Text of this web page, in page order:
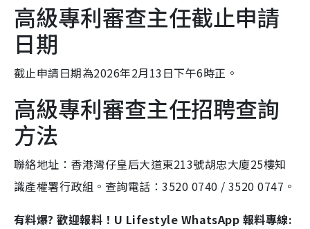
高級專利審查主任截止申請
日期
截止申請日期為2026年2月13日下午6時正。
高級專利審查主任招聘查詢
方法
聯絡地址：香港灣仔皇后大道東213號胡忠大廈25樓知
識產權署行政組。查詢電話：3520 0740 / 3520 0747。
有料爆? 歡迎報料！U Lifestyle WhatsApp 報料專線: